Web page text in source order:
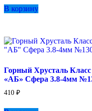
В корзину
Горный Хрусталь Класс
«АБ» Сфера 3.8-4мм
410 ₽